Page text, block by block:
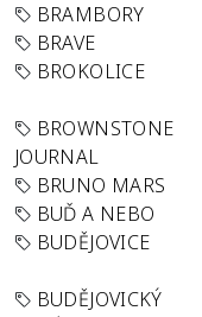
BRAMBORY
BRAVE
BROKOLICE
BROWNSTONE
JOURNAL
BRUNO MARS
BUĎ A NEBO
BUDĚJOVICE
BUDĚJOVICKÝ